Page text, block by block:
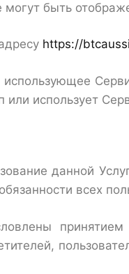
могут быть
https://
использует
данной
всех